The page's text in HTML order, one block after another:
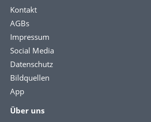
Kontakt
AGBs
Impressum
Social Media
Datenschutz
Bildquellen
App
Über uns